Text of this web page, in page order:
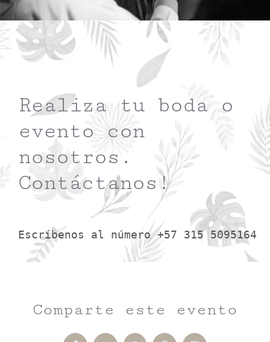
Realiza tu boda o
evento con
nosotros.
Contáctanos!
Escríbenos al número +57 315 5095164
Comparte este evento